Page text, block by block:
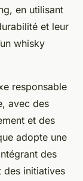
en utilisant
et leur
whisky
responsable
avec des
et des
adopte une
des
des initiatives